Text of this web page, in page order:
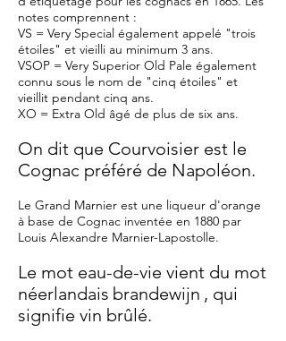
notes comprennent :
VS = Very Special également appelé "trois
étoiles" et vieilli au minimum 3 ans.
VSOP = Very Superior Old Pale également
connu sous le nom de "cinq étoiles" et
vieillit pendant cinq ans.
XO = Extra Old âgé de plus de six ans.
On dit que Courvoisier est le
Cognac préféré de Napoléon.
Le Grand Marnier est une liqueur d'orange
à base de Cognac inventée en 1880 par
Louis Alexandre Marnier-Lapostolle.
Le mot eau-de-vie vient du mot
néerlandais brandewijn , qui
signifie vin brûlé.